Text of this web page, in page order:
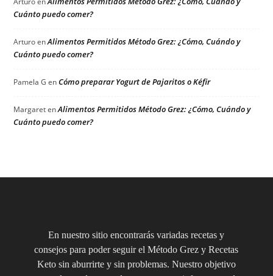
Cuánto puedo comer?
ArturoenAlimentos Permitidos Método Grez: ¿Cómo, Cuándo y
Cuánto puedo comer?
Pamela G enCómo preparar Yogurt de Pajaritos o Kéfir
MargaretenAlimentos Permitidos Método Grez: ¿Cómo, Cuándo y
Cuánto puedo comer?
En nuestro sitio encontrarás variadas recetas y
consejos para poder seguir el Método Grez y Recetas
Keto sin aburrirte y sin problemas. Nuestro objetivo